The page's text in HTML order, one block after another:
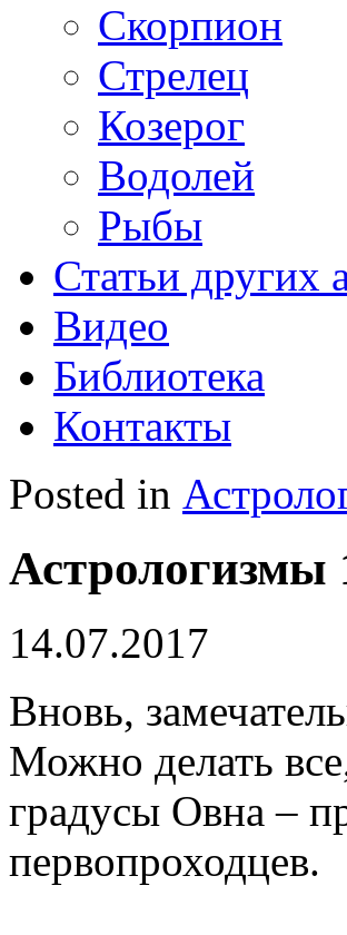
Скорпион
Стрелец
Козерог
Водолей
Рыбы
Статьи других
Видео
Библиотека
Контакты
Posted in
Астрологизмы
14.07.2017
Вновь,
Можно делать
градусы Овна –
первопроходцев.